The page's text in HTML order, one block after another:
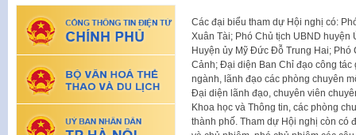
Các đại biểu tham dự Hội nghị có:
Xuân Tài; Phó Chủ tịch UBND
Huyện ủy Mỹ Đức Đỗ Trung Hai;
Cảnh; Đại diện Ban Chỉ đạo công
ngành, lãnh đạo các phòng chuyên
Đại diện lãnh đạo, chuyên viên
Khoa học và Thông tin, các phòng
thành phố. Tham dự Hội nghị còn có